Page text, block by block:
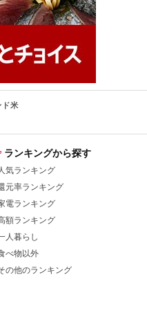
ド米
ランキングから探す
人気ランキング
元率ランキング
電ランキング
額ランキング
人暮らし
べ物以外
の他のランキング